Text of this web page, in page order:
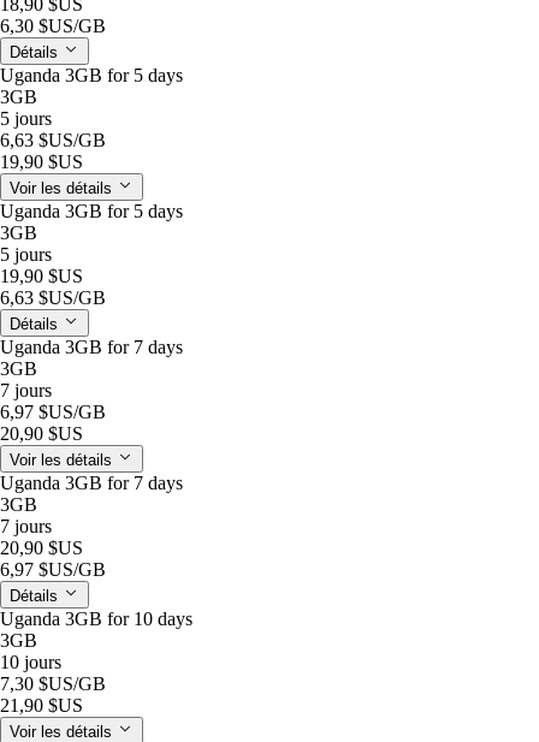
6,30 $US/GB
Détails
Uganda 3GB for 5 days
3GB
5 jours
6,63 $US/GB
19,90 $US
Voir les détails
Uganda 3GB for 5 days
3GB
5 jours
19,90 $US
6,63 $US/GB
Détails
Uganda 3GB for 7 days
3GB
7 jours
6,97 $US/GB
20,90 $US
Voir les détails
Uganda 3GB for 7 days
3GB
7 jours
20,90 $US
6,97 $US/GB
Détails
Uganda 3GB for 10 days
3GB
10 jours
7,30 $US/GB
21,90 $US
Voir les détails